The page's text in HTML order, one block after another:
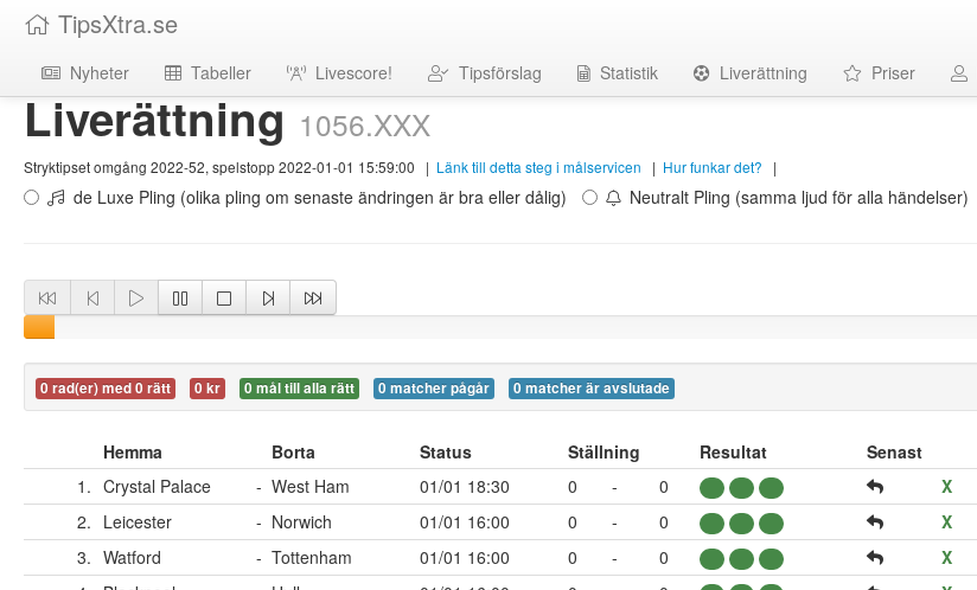
TipsXtra.se
Nyheter Tabeller Livescore! Tipsförslag Statistik Liverättning Priser
Liverättning1056.XXX
Stryktipset omgång 2022-52, spelstopp 2022-01-01 15:59:00 | Länk till detta steg i målservicen | Hur funkar det? |
de Luxe Pling (olika pling om senaste ändringen är bra eller dålig) Neutralt Pling (samma ljud för alla händelser)
0 rad(er) med 0 rätt 0 kr 0 mål till alla rätt 0 matcher pågår 0 matcher är avslutade
Hemma Borta Status Ställning Resultat Senast
1. Crystal Palace - West Ham 01/01 18:30 0 - 0 X
2. Leicester - Norwich 01/01 16:00 0 - 0 X
3. Watford - Tottenham 01/01 16:00 0 - 0 X